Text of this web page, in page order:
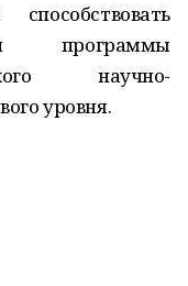
программы
научно-
уровня.